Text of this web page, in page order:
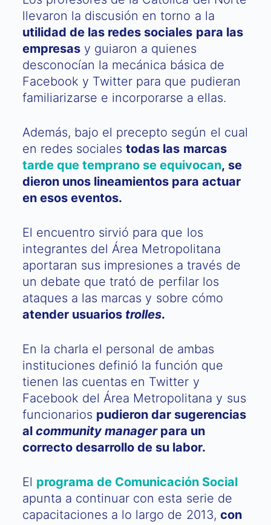
llevaron la discusión en torno a la
utilidad de las redes sociales para las
empresasy guiaron a quienes
desconocían la mecánica básica de
Facebook y Twitter para que pudieran
familiarizarse e incorporarse a ellas.
Además, bajo el precepto según el cual
en redes socialestodas las marcas
tarde que temprano se equivocan, se
dieron unos lineamientos para actuar
en esos eventos.
El encuentro sirvió para que los
integrantes del Área Metropolitana
aportaran sus impresiones a través de
un debate que trató de perfilar los
ataques a las marcas y sobre cómo
atender usuarios trolles.
En la charla el personal de ambas
instituciones definió la función que
tienen las cuentas en Twitter y
Facebook del Área Metropolitana y sus
funcionarios pudieron dar sugerencias
alcommunity manager para un
correcto desarrollo de su labor.
El programa de Comunicación Social
apunta a continuar con esta serie de
capacitaciones a lo largo de 2013, con